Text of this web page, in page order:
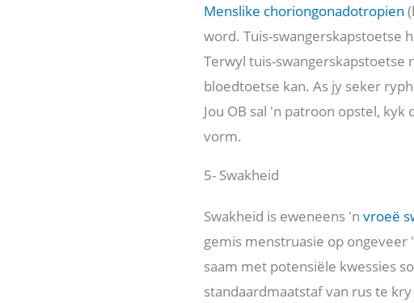
Menslike choriongonadotropien
word. Tuis-swangerskapstoetse
Terwyl tuis-swangerskapstoetse
bloedtoetse kan. As jy seker
Jou OB sal 'n patroon opstel,
vorm.
5- Swakheid
Swakheid is eweneens 'n vroeë
gemis menstruasie op
saam met potensiële kwessies
standaardmaatstaf van rus te